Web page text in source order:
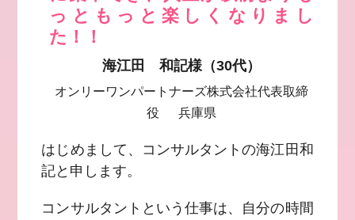
っともっと楽しくなりまし
た！！
海江田 和記様（30代）
オンリーワンパートナーズ株式会社代表取締
役 兵庫県
はじめまして、コンサルタントの海江田和
記と申します。
コンサルタントという仕事は、自分の時間